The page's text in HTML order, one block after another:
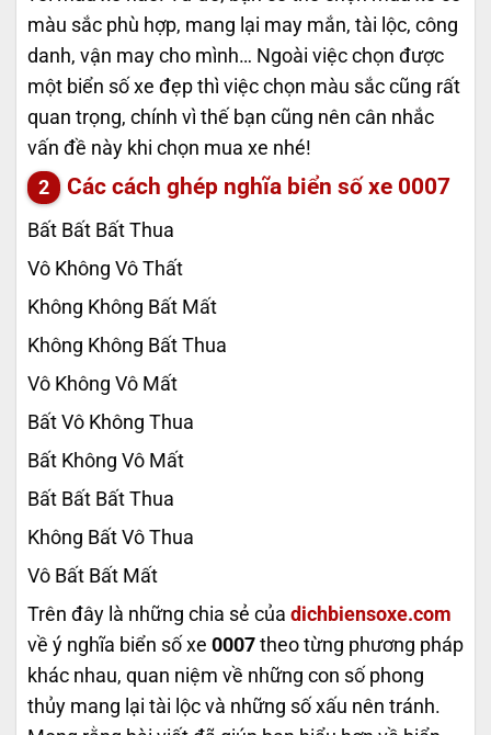
màu sắc phù hợp, mang lại may mắn, tài lộc, công
danh, vận may cho mình… Ngoài việc chọn được
một biển số xe đẹp thì việc chọn màu sắc cũng rất
quan trọng, chính vì thế bạn cũng nên cân nhắc
vấn đề này khi chọn mua xe nhé!
Các cách ghép nghĩa biển số xe 0007
Bất Bất Bất Thua
Vô Không Vô Thất
Không Không Bất Mất
Không Không Bất Thua
Vô Không Vô Mất
Bất Vô Không Thua
Bất Không Vô Mất
Bất Bất Bất Thua
Không Bất Vô Thua
Vô Bất Bất Mất
Trên đây là những chia sẻ của dichbiensoxe.com
về ý nghĩa biển số xe 0007 theo từng phương pháp
khác nhau, quan niệm về những con số phong
thủy mang lại tài lộc và những số xấu nên tránh.